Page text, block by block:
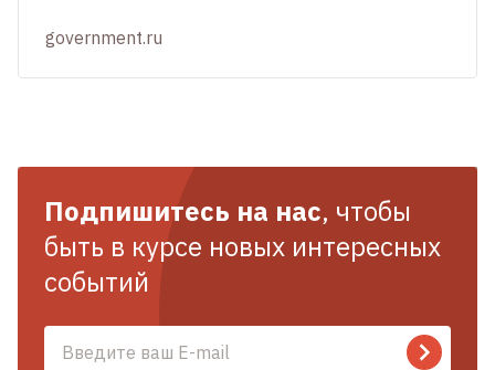
government.ru
Подпишитесь на нас, чтобы
быть в курсе новых интересных
событий